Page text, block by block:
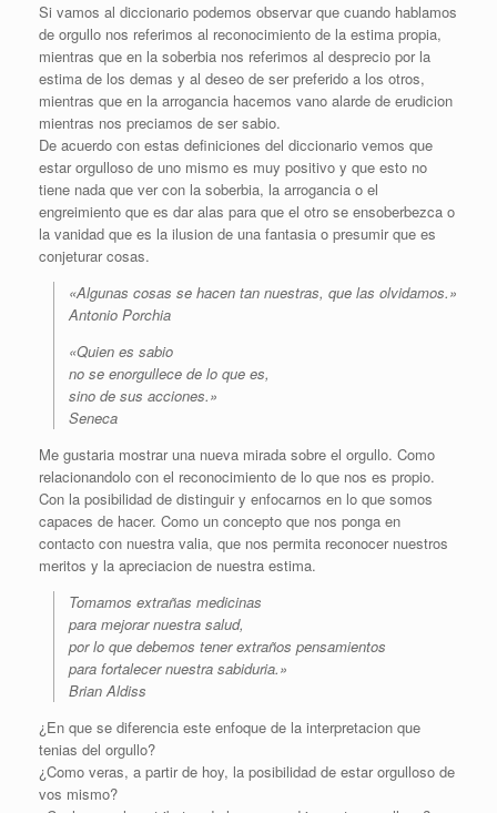
Si vamos al diccionario podemos observar que cuando hablamos
de orgullo nos referimos al reconocimiento de la estima propia,
mientras que en la soberbia nos referimos al desprecio por la
estima de los demas y al deseo de ser preferido a los otros,
mientras que en la arrogancia hacemos vano alarde de erudicion
mientras nos preciamos de ser sabio.
De acuerdo con estas definiciones del diccionario vemos que
estar orgulloso de uno mismo es muy positivo y que esto no
tiene nada que ver con la soberbia, la arrogancia o el
engreimiento que es dar alas para que el otro se ensoberbezca o
la vanidad que es la ilusion de una fantasia o presumir que es
conjeturar cosas.
«Algunas cosas se hacen tan nuestras, que las olvidamos.»
Antonio Porchia
«Quien es sabio
no se enorgullece de lo que es,
sino de sus acciones.»
Seneca
Me gustaria mostrar una nueva mirada sobre el orgullo. Como
relacionandolo con el reconocimiento de lo que nos es propio.
Con la posibilidad de distinguir y enfocarnos en lo que somos
capaces de hacer. Como un concepto que nos ponga en
contacto con nuestra valia, que nos permita reconocer nuestros
meritos y la apreciacion de nuestra estima.
Tomamos extrañas medicinas
para mejorar nuestra salud,
por lo que debemos tener extraños pensamientos
para fortalecer nuestra sabiduria.»
Brian Aldiss
¿En que se diferencia este enfoque de la interpretacion que
tenias del orgullo?
¿Como veras, a partir de hoy, la posibilidad de estar orgulloso de
vos mismo?